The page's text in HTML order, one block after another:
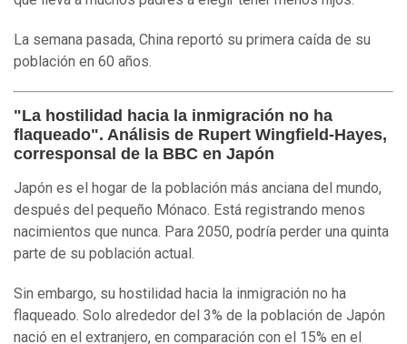
La semana pasada, China reportó su primera caída de su
población en 60 años.
"La hostilidad hacia la inmigración no ha
flaqueado". Análisis de Rupert Wingfield-Hayes,
corresponsal de la BBC en Japón
Japón es el hogar de la población más anciana del mundo,
después del pequeño Mónaco. Está registrando menos
nacimientos que nunca. Para 2050, podría perder una quinta
parte de su población actual.
Sin embargo, su hostilidad hacia la inmigración no ha
flaqueado. Solo alrededor del 3% de la población de Japón
nació en el extranjero, en comparación con el 15% en el